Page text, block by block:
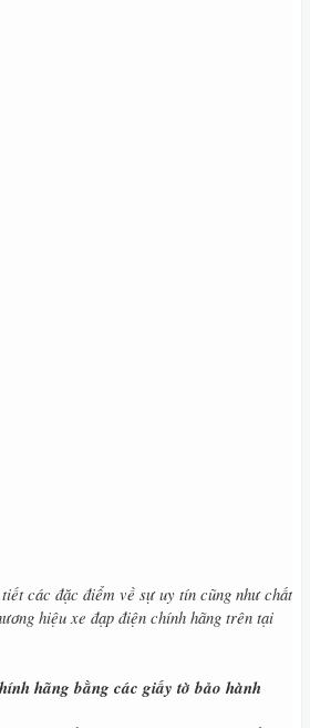
các đặc điểm về sự uy tín cũng như chất
hiệu xe đạp điện chính hãng trên tại
hãng bằng các giấy tờ bảo hành